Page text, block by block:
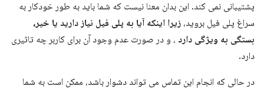
پشتیبانی نمی کند. این بدان معنا نیست که شما باید به طور خودکار به
سراغ پلی فیل بروید، زیرا اینکه آیا به پلی فیل نیاز دارید یا خیر،
بستگی به ویژگی دارد ، و در صورت عدم وجود آن برای کاربر چه تاثیری
دارد.
در حالی که انجام این تماس می تواند دشوار باشد، ممکن است به شما